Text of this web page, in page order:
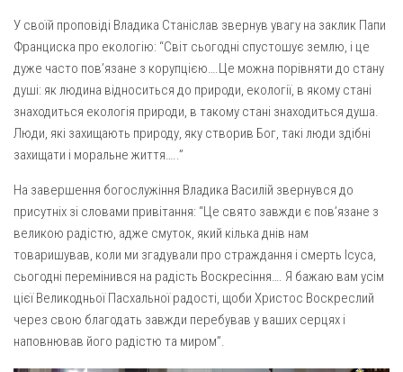
Пророка Іллі (смт. Білики)
Різдва Пресвятої Богородиці (с. Вільховатка)
Св. Апостола Андрія Первозванного (с. Засулля)
Св. Миколая (с. Деменки)
Успіння Пресвятої Богородиці (м. Кременчук)
Успіння Пресвятої Богородиці (м. Лубни)
Парохії Сумської області
Введення в храм Богородиці (м. Суми)
Матері Божої Неустанної Помочі (м. Охтирка)
Монастирі
Свято-Покровський монастир оо Василіян
У своїй проповіді Владика Станіслав звернув увагу на заклик Папи
Франциска про екологію: “Світ сьогодні спустошує землю, і це
дуже часто пов’язане з корупцією….Це можна порівняти до стану
душі: як людина відноситься до природи, екології, в якому стані
знаходиться екологія природи, в такому стані знаходиться душа.
Люди, які захищають природу, яку створив Бог, такі люди здібні
захищати і моральне життя…..”
На завершення богослужіння Владика Василій звернувся до
присутніх зі словами привітання: “Це свято завжди є пов’язане з
великою радістю, адже смуток, який кілька днів нам
товаришував, коли ми згадували про страждання і смерть Ісуса,
сьогодні перемінився на радість Воскресіння…. Я бажаю вам усім
цієї Великодньої Пасхальної радості, щоби Христос Воскреслий
через свою благодать завжди перебував у ваших серцях і
наповнював його радістю та миром”.